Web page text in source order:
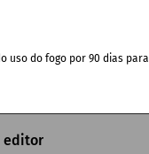
uso do fogo por 90 dias
editor